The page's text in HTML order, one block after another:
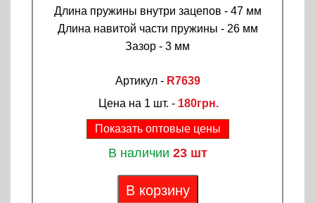
Длина пружины внутри зацепов - 47 мм
Длина навитой части пружины - 26 мм
Зазор - 3 мм
Артикул - R7639
Цена на 1 шт. - 180грн.
Показать оптовые цены
В наличии 23 шт
В корзину